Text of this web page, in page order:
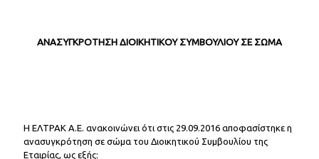
ΑΝΑΣΥΓΚΡΟΤΗΣΗ ΔΙΟΙΚΗΤΙΚΟΥ ΣΥΜΒΟΥΛΙΟΥ ΣΕ ΣΩΜΑ
Η ΕΛΤΡΑΚ Α.Ε. ανακοινώνει ότι στις 29.09.2016 αποφασίστηκε η
ανασυγκρότηση σε σώμα του Διοικητικού Συμβουλίου της
Εταιρίας, ως εξής: